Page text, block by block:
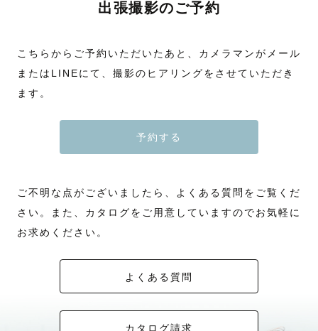
出張撮影のご予約
こちらからご予約いただいたあと、カメラマンがメール
またはLINEにて、撮影のヒアリングをさせていただき
ます。
予約する
ご不明な点がございましたら、よくある質問をご覧くだ
さい。また、カタログをご用意していますのでお気軽に
お求めください。
よくある質問
カタログ請求